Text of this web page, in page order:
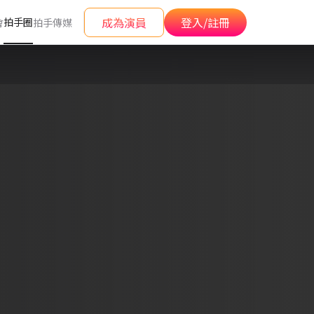
拍手圈拍手傳媒 成為演員 登入/註冊